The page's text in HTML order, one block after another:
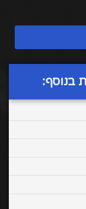
בנוסף: